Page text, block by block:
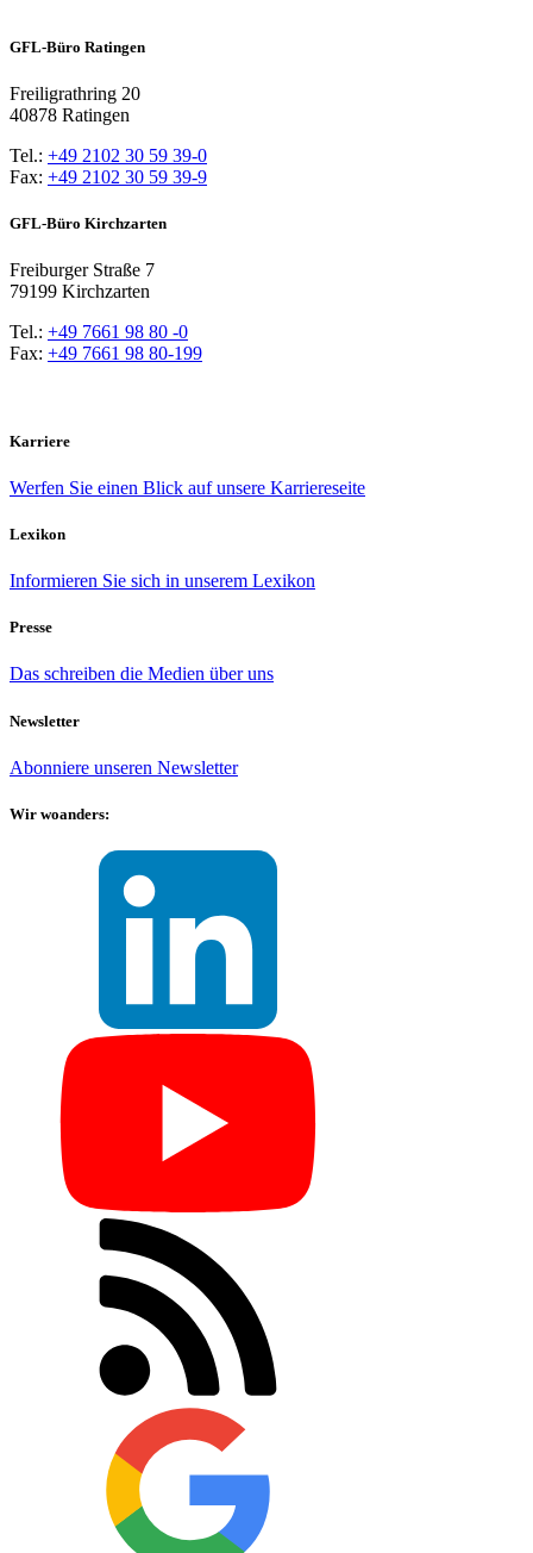
GFL-Büro Ratingen
Freiligrathring 20
40878 Ratingen
Tel.: +49 2102 30 59 39-0
Fax: +49 2102 30 59 39-9
GFL-Büro Kirchzarten
Freiburger Straße 7
79199 Kirchzarten
Tel.: +49 7661 98 80 -0
Fax: +49 7661 98 80-199
Karriere
Werfen Sie einen Blick auf unsere Karriereseite
Lexikon
Informieren Sie sich in unserem Lexikon
Presse
Das schreiben die Medien über uns
Newsletter
Abonniere unseren Newsletter
Wir woanders: